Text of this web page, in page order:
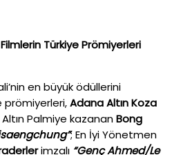
Türkiye Prömiyerleri
en büyük ödüllerini
prömiyerleri,Adana Altın Koza
Altın Palmiye kazananBong
; En İyi Yönetmen
imzalı “Genç Ahmed/Le